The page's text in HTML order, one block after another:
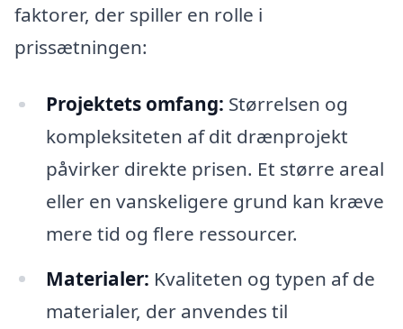
faktorer, der spiller en rolle i
prissætningen:
Projektets omfang: Størrelsen og
kompleksiteten af dit drænprojekt
påvirker direkte prisen. Et større areal
eller en vanskeligere grund kan kræve
mere tid og flere ressourcer.
Materialer: Kvaliteten og typen af de
materialer, der anvendes til